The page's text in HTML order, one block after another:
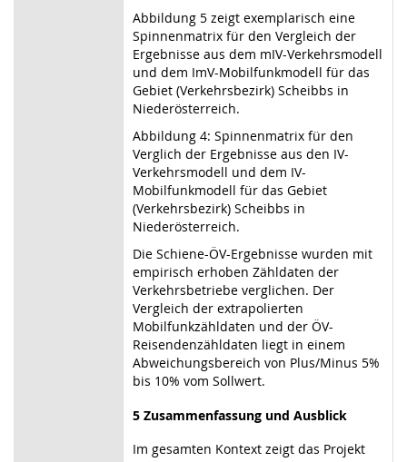
Abbildung 5 zeigt exemplarisch eine
Spinnenmatrix für den Vergleich der
Ergebnisse aus dem mIV-Verkehrsmodell
und dem ImV-Mobilfunkmodell für das
Gebiet (Verkehrsbezirk) Scheibbs in
Niederösterreich.
Abbildung 4: Spinnenmatrix für den
Verglich der Ergebnisse aus den IV-
Verkehrsmodell und dem IV-
Mobilfunkmodell für das Gebiet
(Verkehrsbezirk) Scheibbs in
Niederösterreich.
Die Schiene-ÖV-Ergebnisse wurden mit
empirisch erhoben Zähldaten der
Verkehrsbetriebe verglichen. Der
Vergleich der extrapolierten
Mobilfunkzähldaten und der ÖV-
Reisendenzähldaten liegt in einem
Abweichungsbereich von Plus/Minus 5%
bis 10% vom Sollwert.
5 Zusammenfassung und Ausblick
Im gesamten Kontext zeigt das Projekt